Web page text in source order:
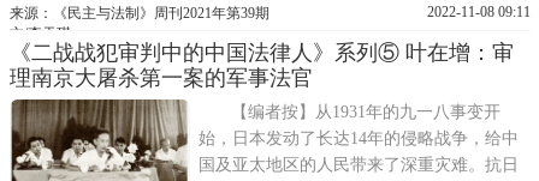
世界和平，重建战后新秩序，同盟国在东京
行审判，国民政府在南京成立审判战犯军事
法庭审理制造南京大屠杀惨案的日本战犯和
其他日本战犯。东京审
来源：《民主与法制》周刊2021年第39期
文/李天琪
2022-11-08 09:11
《二战战犯审判中的中国法律人》系列⑤ 叶在增：审
理南京大屠杀第一案的军事法官
【编者按】从1931年的九一八事变开
始，日本发动了长达14年的侵略战争，给中
国及亚太地区的人民带来了深重灾难。抗日